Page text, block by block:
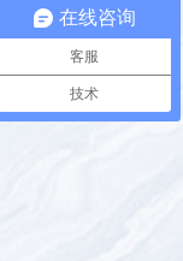
在线咨询
客服
技术